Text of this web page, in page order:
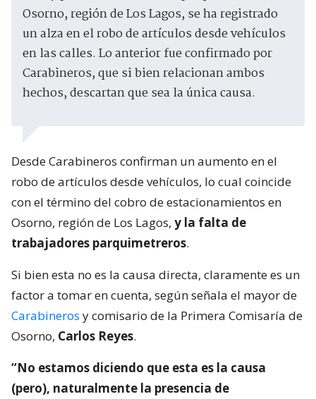
Osorno, región de Los Lagos, se ha registrado
un alza en el robo de artículos desde vehículos
en las calles. Lo anterior fue confirmado por
Carabineros, que si bien relacionan ambos
hechos, descartan que sea la única causa.
Desde Carabineros confirman un aumento en el
robo de artículos desde vehículos, lo cual coincide
con el término del cobro de estacionamientos en
Osorno, región de Los Lagos, y la falta de
trabajadores parquimetreros.
Si bien esta no es la causa directa, claramente es un
factor a tomar en cuenta, según señala el mayor de
Carabineros y comisario de la Primera Comisaría de
Osorno, Carlos Reyes.
“No estamos diciendo que esta es la causa
(pero), naturalmente la presencia de